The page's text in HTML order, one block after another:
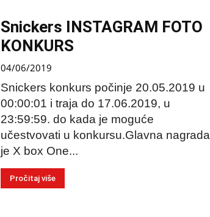
Snickers INSTAGRAM FOTO
KONKURS
04/06/2019
Snickers konkurs počinje 20.05.2019 u
00:00:01 i traja do 17.06.2019, u
23:59:59. do kada je moguće
učestvovati u konkursu.Glavna nagrada
je X box One...
Pročitaj više